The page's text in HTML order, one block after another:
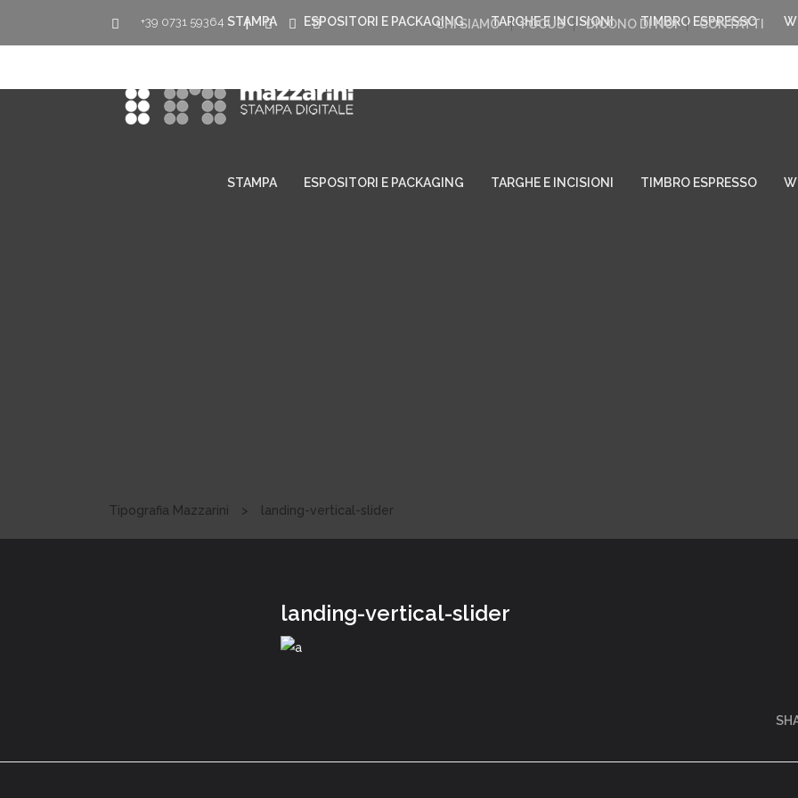
+39 0731 59364 | CHI SIAMO FOCUS DICONO DI NOI CONTATTI
STAMPA ESPOSITORI E PACKAGING TARGHE E INCISIONI TIMBRO ESPRESSO
STAMPA ESPOSITORI E PACKAGING TARGHE E INCISIONI TIMBRO ESPRESSO
Tipografia Mazzarini > landing-vertical-slider
landing-vertical-slider